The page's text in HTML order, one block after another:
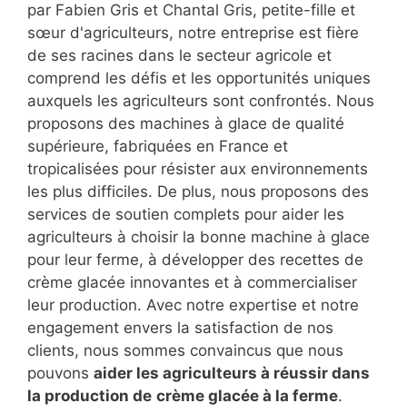
par Fabien Gris et Chantal Gris, petite-fille et
sœur d'agriculteurs, notre entreprise est fière
de ses racines dans le secteur agricole et
comprend les défis et les opportunités uniques
auxquels les agriculteurs sont confrontés. Nous
proposons des machines à glace de qualité
supérieure, fabriquées en France et
tropicalisées pour résister aux environnements
les plus difficiles. De plus, nous proposons des
services de soutien complets pour aider les
agriculteurs à choisir la bonne machine à glace
pour leur ferme, à développer des recettes de
crème glacée innovantes et à commercialiser
leur production. Avec notre expertise et notre
engagement envers la satisfaction de nos
clients, nous sommes convaincus que nous
pouvons aider les agriculteurs à réussir dans
la production de crème glacée à la ferme.